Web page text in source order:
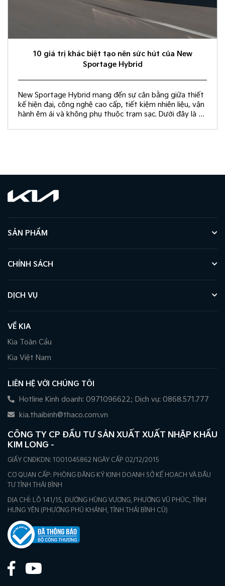
10 giá trị khác biệt tạo nên sức hút của New
Sportage Hybrid
New Sportage Hybrid mang đến sự cân bằng giữa thiết
kế hiện đại, công nghệ cao cấp, tiết kiệm nhiên liệu, vận
hành êm ái và không phụ thuộc trạm sạc. Dưới đây là 10
SẢN PHẨM
CHÍNH SÁCH
DỊCH VỤ
VỀ KIA
Kia Toàn Cầu
Kia Việt Nam
LIÊN HỆ VỚI CHÚNG TÔI
Hotline Kinh doanh: 0971096622; Dịch vụ: 0868.571.777
kia.thaibinh@thaco.com.vn
CÔNG TY CP ĐẦU TƯ SẢN XUẤT XUẤT NHẬP KHẨU
KIM LONG -
GIẤY CNĐKDN: 1001045862 NGÀY CẤP 02/12/2015
CƠ QUAN CẤP: PHÒNG ĐĂNG KÝ KINH DOANH SỞ KẾ HOẠCH VÀ ĐẦU
TƯ TỈNH THÁI BÌNH
ĐỊA CHỈ: LÔ 141/15, ĐƯỜNG HÙNG VƯƠNG, PHƯỜNG VŨ PHÚC, TỈNH
HƯNG YÊN (PHƯỜNG PHÚ KHÁNH, TỈNH THÁI BÌNH CŨ)